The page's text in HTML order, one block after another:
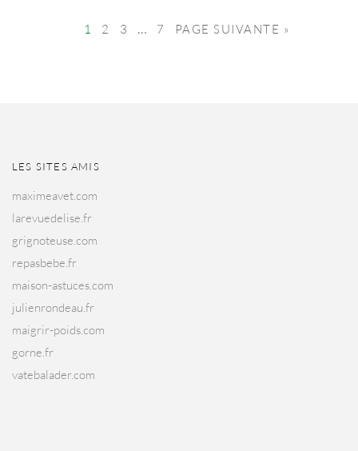
1 2 3 … 7 PAGE SUIVANTE »
LES SITES AMIS
maximeavet.com
larevuedelise.fr
grignoteuse.com
repasbebe.fr
maison-astuces.com
julienrondeau.fr
maigrir-poids.com
gorne.fr
vatebalader.com